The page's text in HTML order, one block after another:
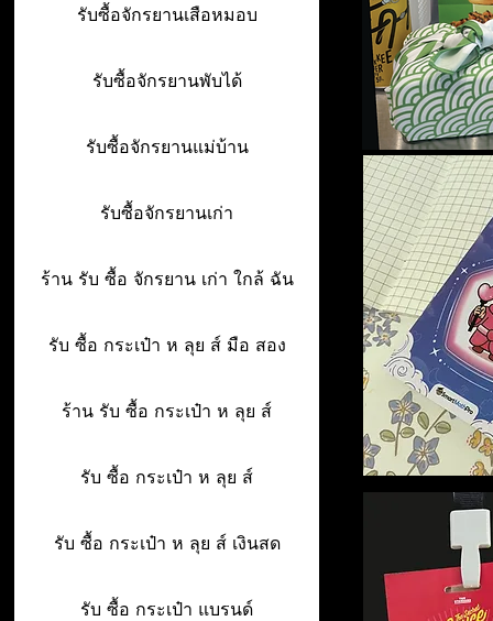
รับซื้อจักรยานเสือหมอบ
รับซื้อจักรยานพับได้
รับซื้อจักรยานแม่บ้าน
รับซื้อจักรยานเก่า
ร้าน รับ ซื้อ จักรยาน เก่า ใกล้ ฉัน
รับ ซื้อ กระเป๋า ห ลุย ส์ มือ สอง
ร้าน รับ ซื้อ กระเป๋า ห ลุย ส์
รับ ซื้อ กระเป๋า ห ลุย ส์
รับ ซื้อ กระเป๋า ห ลุย ส์ เงินสด
รับ ซื้อ กระเป๋า แบรนด์